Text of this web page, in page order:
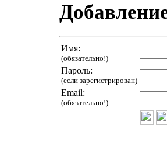
Имя:
(обязательно!)
Пароль:
(если зарегистрирован)
Email:
(обязательно!)